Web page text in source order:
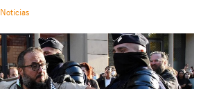
Noticias